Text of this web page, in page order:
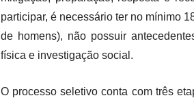
participar, é necessário ter no mínimo
de homens), não possuir
física e investigação social.
O processo seletivo conta com três